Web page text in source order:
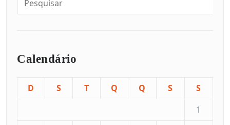
Calendário
D S T Q Q S
S
1